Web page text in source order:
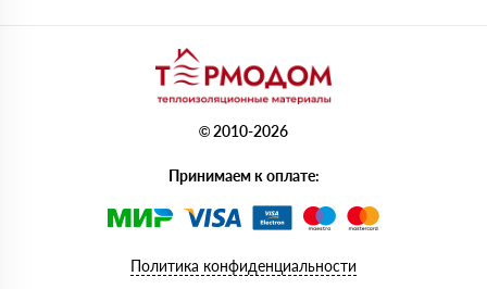
© 2010-2026
Принимаем к оплате:
Политика конфиденциальности